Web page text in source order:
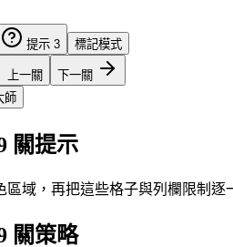
提示 3 標記模式
上一關
下一關
師
關提示
區域，再把這些格子與列欄限制逐
關策略